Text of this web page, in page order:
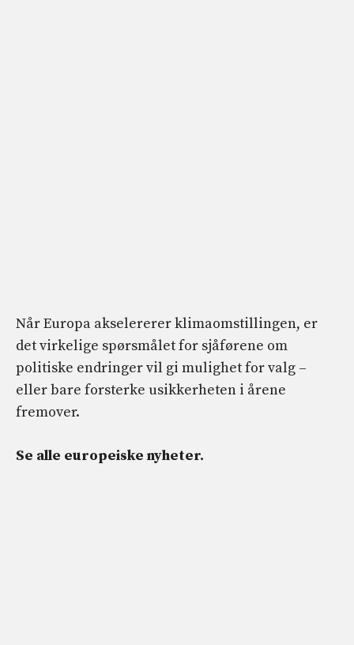
Når Europa akselererer klimaomstillingen, er
det virkelige spørsmålet for sjåførene om
politiske endringer vil gi mulighet for valg –
eller bare forsterke usikkerheten i årene
fremover.
Se alle europeiske nyheter.